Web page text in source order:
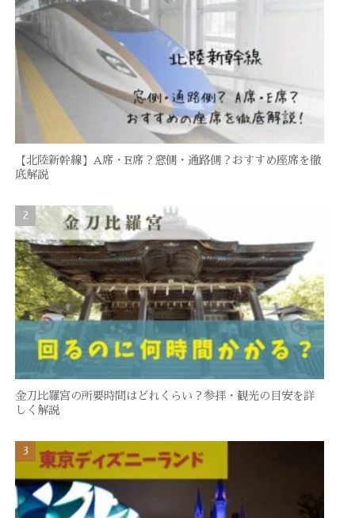
【北陸新幹線】A席・E席？窓側・通路側？おすすめ座席を徹
底解説
金刀比羅宮の所要時間はどれくらい？参拝・観光の目安を詳
しく解説